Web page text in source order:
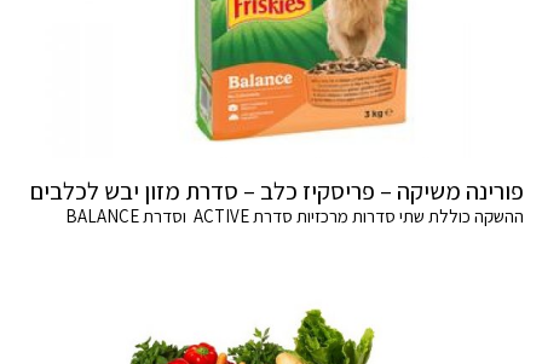
פורינה משיקה – פריסקיז כלב – סדרת מזון יבש לכלבים
ההשקה כוללת שתי סדרות מרכזיות סדרת ACTIVE וסדרת BALANCE